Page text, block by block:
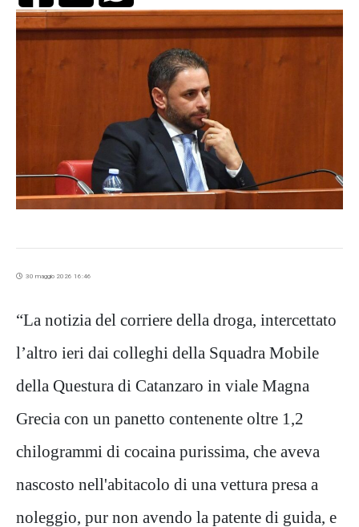
30 maggio 2026 16:46
“La notizia del corriere della droga, intercettato
l’altro ieri dai colleghi della Squadra Mobile
della Questura di Catanzaro in viale Magna
Grecia con un panetto contenente oltre 1,2
chilogrammi di cocaina purissima, che aveva
nascosto nell'abitacolo di una vettura presa a
noleggio, pur non avendo la patente di guida, e